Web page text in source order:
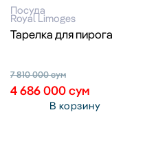
Посуда
Royal Limoges
Тарелка для пирога
7 810 000сум
4 686 000сум
В корзину